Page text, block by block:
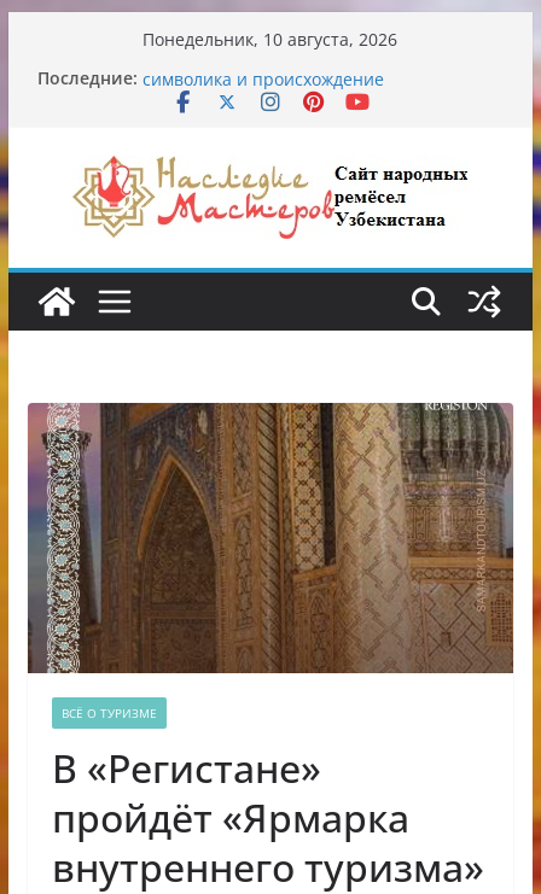
содержимому
Понедельник, 10 августа, 2026
Последние: Узбекские традиционные узоры:
символика и происхождение
Опасная диета Алины Загитовой
От знахарей до университетских клиник
Обрушение на одном из ключевых
перекрёстков Ташкента: перекрыт
путепровод на Буюк Ипак Йули
ВСЁ О ТУРИЗМЕ
В «Регистане»
пройдёт «Ярмарка
внутреннего туризма»